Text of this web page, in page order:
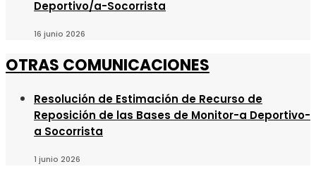
Deportivo/a-Socorrista
16 junio 2026
OTRAS COMUNICACIONES
Resolución de Estimación de Recurso de
Reposición de las Bases de Monitor-a Deportivo-
a Socorrista
1 junio 2026